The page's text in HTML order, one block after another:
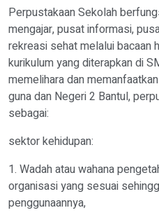
Perpustakaan Sekolah
mengajar, pusat informasi,
rekreasi sehat melalui bacaan
kurikulum yang diterapkan di
memelihara dan
guna dan Negeri 2 Bantul,
sebagai:
sektor kehidupan:
1. Wadah atau wahana
organisasi yang sesuai
penggunaannya,